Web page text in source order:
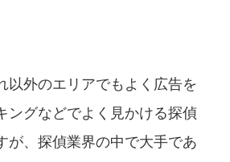
以外のエリアでもよく広告を
ングなどでよく見かける探偵
が、探偵業界の中で大手であ